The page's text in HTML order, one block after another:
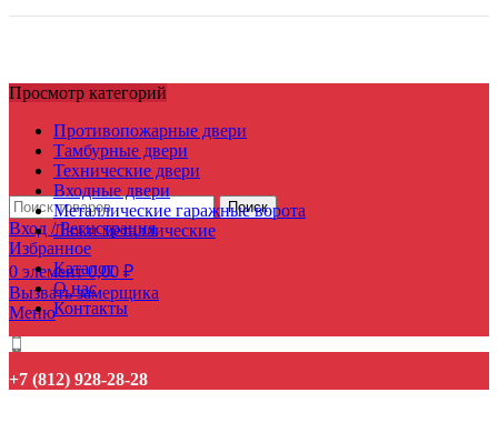
Поиск
Вход / Регистрация
Избранное
0 элемент 0,00 ₽
Вызвать замерщика
Меню
Просмотр категорий
Противопожарные двери
Тамбурные двери
Технические двери
Входные двери
Металлические гаражные ворота
Люки металлические
Каталог
О нас
Контакты
+7 (812) 928-28-28